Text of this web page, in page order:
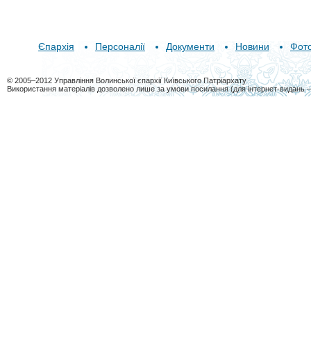
Єпархія Персоналії Документи Новини
© 2005–2012 Управління Волинської єпархії Київського Патріархату
Використання матеріалів дозволено лише за умови посилання (для інтернет-видань